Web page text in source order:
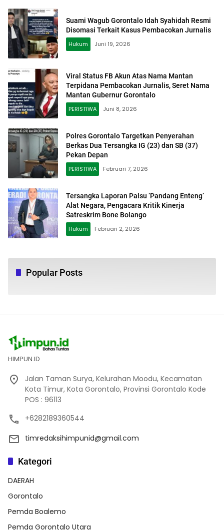
Suami Wagub Gorontalo Idah Syahidah Resmi
Disomasi Terkait Kasus Pembacokan Jurnalis
Hukum
Juni 19, 2026
Viral Status FB Akun Atas Nama Mantan
Terpidana Pembacokan Jurnalis, Seret Nama
Mantan Gubernur Gorontalo
PERISTIWA
Juni 8, 2026
Polres Gorontalo Targetkan Penyerahan
Berkas Dua Tersangka IG (23) dan SB (37)
Pekan Depan
PERISTIWA
Februari 7, 2026
Tersangka Laporan Palsu ‘Pandang Enteng’
Alat Negara, Pengacara Kritik Kinerja
Satreskrim Bone Bolango
Hukum
Februari 2, 2026
Popular Posts
HIMPUN.ID
Jalan Taman Surya, Kelurahan Moodu, Kecamatan
Kota Timur, Kota Gorontalo, Provinsi Gorontalo Kode
POS : 96113
+6282189360544
timredaksihimpunid@gmail.com
Kategori
DAERAH
Gorontalo
Pemda Boalemo
Pemda Gorontalo Utara